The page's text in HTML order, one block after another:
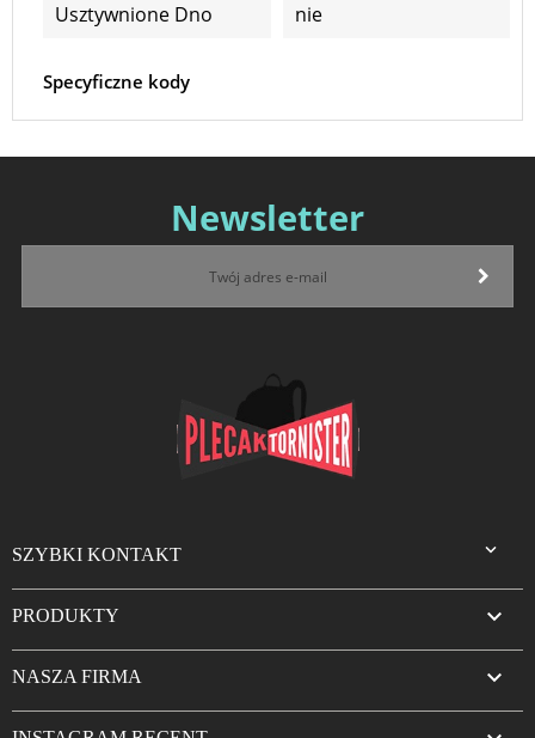
Usztywnione Dno nie
Specyficzne kody
Newsletter
SZYBKI KONTAKT 
PRODUKTY 
NASZA FIRMA 